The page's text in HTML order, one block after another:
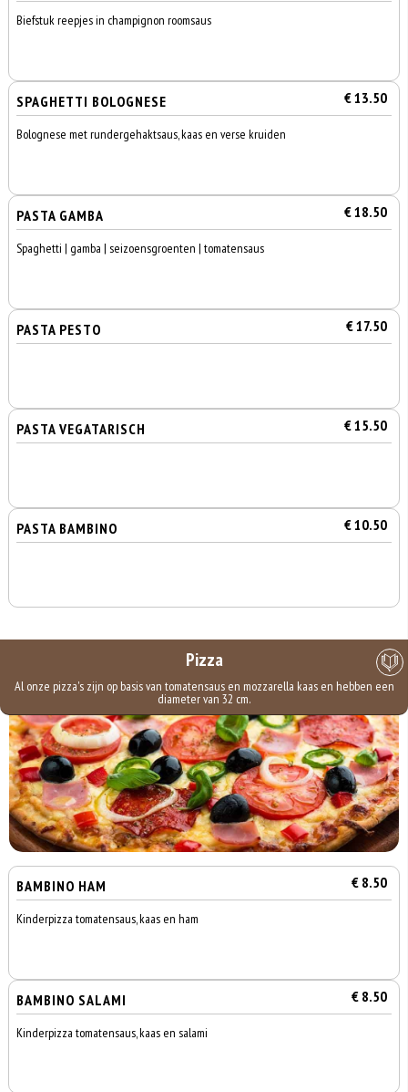
Biefstuk reepjes in champignon roomsaus
SPAGHETTI BOLOGNESE € 13.50
Bolognese met rundergehaktsaus, kaas en verse kruiden
PASTA GAMBA € 18.50
Spaghetti | gamba | seizoensgroenten | tomatensaus
PASTA PESTO € 17.50
PASTA VEGATARISCH € 15.50
PASTA BAMBINO € 10.50
Pizza
Al onze pizza's zijn op basis van tomatensaus en mozzarella kaas en hebben een
diameter van 32 cm.
BAMBINO HAM € 8.50
Kinderpizza tomatensaus, kaas en ham
BAMBINO SALAMI € 8.50
Kinderpizza tomatensaus, kaas en salami